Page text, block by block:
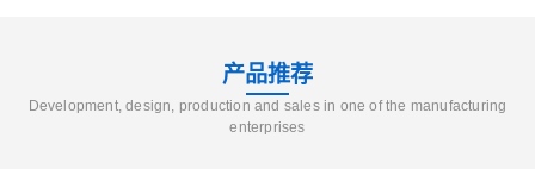
产品推荐
Development, design, production and sales in one of the manufacturing
enterprises